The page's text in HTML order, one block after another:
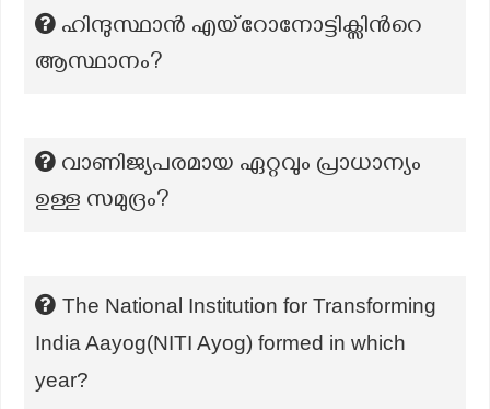
ഹിന്ദുസ്ഥാൻ എയ്റോനോട്ടിക്സിന്‍റെ
ആസ്ഥാനം?
വാണിജ്യപരമായ ഏറ്റവും പ്രാധാന്യം
ഉള്ള സമുദ്രം?
The National Institution for Transforming
India Aayog(NITI Ayog) formed in which
year?